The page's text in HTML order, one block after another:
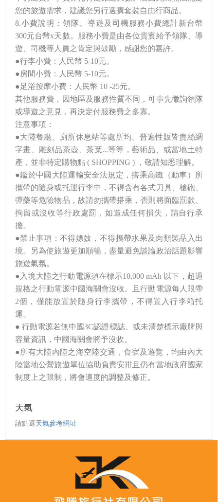
您的旅遊需求，建議您另行選購套裝自由行商品。
8.小費說明：領隊、導遊及司機服務小費總計新台幣
300元台幣x天數。服務小費是由各位貴賓給予領隊、導
遊、司機等人員之肯定與鼓勵，感謝您的嘉許。
●行李小費：人民幣 5-10元。
●房間小費：人民幣 5-10元。
●足浴按摩小費：人民幣 10 -25元。
其他服務費，因地區及服務性質不同，可事先徵詢領隊
或導遊之意見，再決定付服務費之多寡。
注意事項：
●大陸餐廳、廁所休息站等處所均、普遍性販皆賣絲綢
字畫、雕刻品茶壺、茶葉...等等，藝術品、或當地土特
產，並非特定購物點 ( SHOPPING ) ，敬請知悉理解。
●鑑於中國大陸運輸安全法規定，搭乘高鐵（動車）所
攜帶的隨身或托運行李中，不得含有各式刀具、槍砲、
彈藥等危險物品，故請勿攜帶搭乘，否則將面臨罰款、
拘留或沒收等行政處罰，如造成任何損失，請自行承
擔。
●禁止事項：不得嫖妓，不得攜帶水果及肉類製品入出
境。另為使旅遊更加順暢，盡量避免談論政治話題影響
旅遊氣氛。
●入境大陸之行動電源須在標示10,000 mAh 以下，超過
規格之行動電源中國海關會沒收。且行動電源每人限帶
2個，僅能放置於隨身行李攜帶，不得置入行李箱托
運。
● 行動電源若無中國3C認證標誌、或未清楚標示廠牌與
容量資訊，中國海關會將予沒收。
●所有大陸內陸之海空陸交通，食宿及遊覽，均由內大
陸當地公營旅遊單位協助負責安排且仍有當地政府國家
制度上之限制，將會適度的調整及修正。
天氣
請點選天氣參考網址